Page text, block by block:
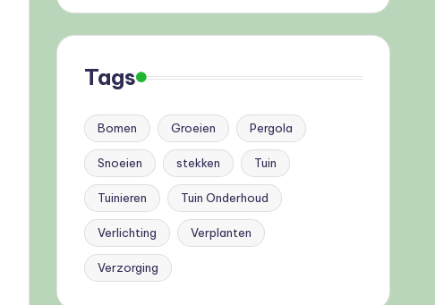
Tags
Bomen Groeien Pergola
Snoeien stekken Tuin
Tuinieren Tuin Onderhoud
Verlichting Verplanten
Verzorging